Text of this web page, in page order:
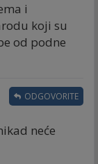
i
koji su
od podne
neće
ODGOVORITE